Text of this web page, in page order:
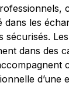
dans les
sécurisés. Les
dans des
d’une